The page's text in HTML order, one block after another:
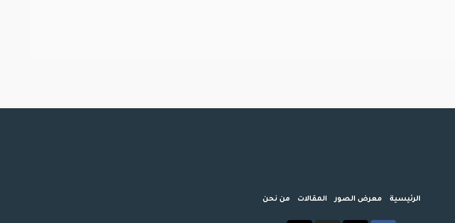
الرئيسية معرض الصور المقالات من نحن